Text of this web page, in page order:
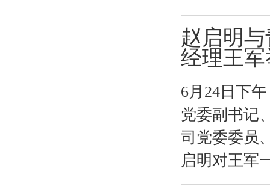
赵启明
经理王
6月24日下
党委副书记
司党委委员
启明对王军